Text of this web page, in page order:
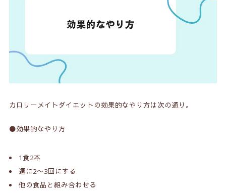
カロリーメイトダイエットの効果的なやり方は次の通り。
⚫️効果的なやり方
1食2本
週に2〜3回にする
他の食品と組み合わせる